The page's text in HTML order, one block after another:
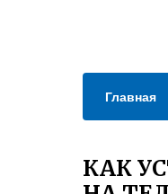
Главная
КАК